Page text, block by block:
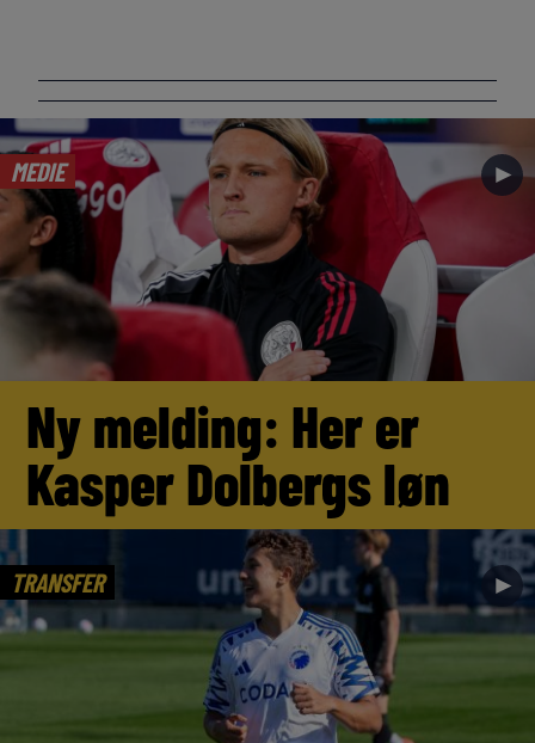
MEDIE ►
Ny melding: Her er
Kasper Dolbergs løn
TRANSFER ►